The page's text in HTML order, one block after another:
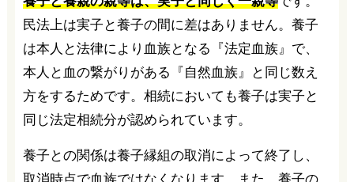
民法上は実子と養子の間に差はありません。養子
は本人と法律により血族となる『法定血族』で、
本人と血の繋がりがある『自然血族』と同じ数え
方をするためです。相続においても養子は実子と
同じ法定相続分が認められています。
養子との関係は養子縁組の取消によって終了し、